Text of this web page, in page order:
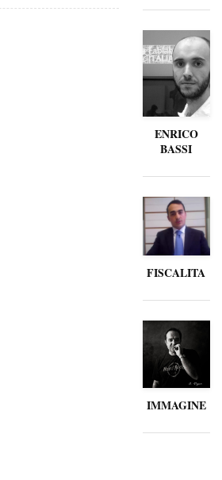
ENRICO
BASSI
FISCALITA
IMMAGINE